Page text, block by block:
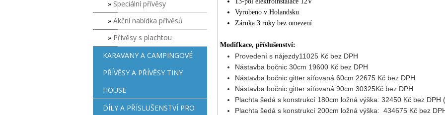
Speciální přívěsy
Akční nabídka přívěsů
Přívěsy s plachtou
KARAVANY A CAMPINGOVÉ
PŘÍVĚSY A PŘÍVĚSY TINY
HOUSE
DÍLY A PŘÍSLUŠENSTVÍ PRO
Vyrobeno v Holandsku
Záruka 3 roky bez omezení
Modifkace, příslušenství:
Provedení s nájezdy11025 Kč bez DPH
Nástavba bočnic 30cm 19600 Kč bez DPH
Nástavba bočnic gitter síťovaná 60cm 22675 Kč bez DPH
Nástavba bočnic gitter síťovaná 90cm 30325Kč bez DPH
Plachta šedá s konstrukcí 180cm ložná výška: 32450 Kč bez DPH
Plachta šedá s konstrukcí 200cm ložná výška: 434675 Kč bez